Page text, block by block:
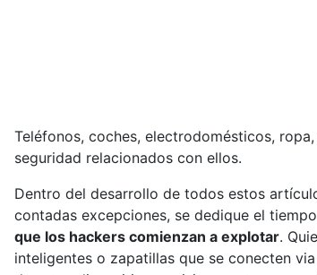
Teléfonos, coches, electrodomésticos,
seguridad relacionados con ellos.
Dentro del desarrollo de todos estos
contadas excepciones, se dedique el
que los hackers comienzan a explotar.
inteligentes o zapatillas que se conecten